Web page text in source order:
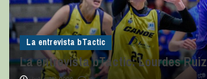
La entrevista bTactic
La entrevista bTactic: Lourdes Ruiz